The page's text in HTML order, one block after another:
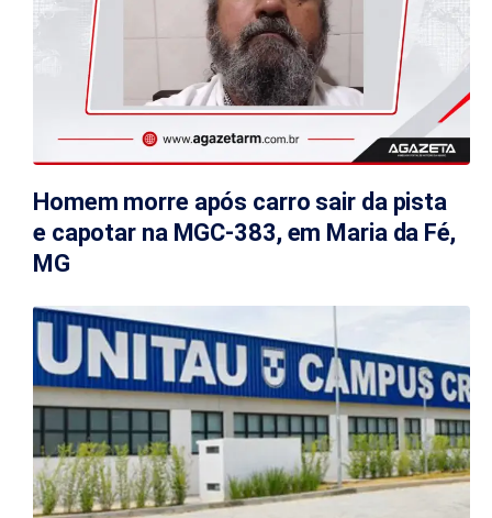
Homem morre após carro sair da pista
e capotar na MGC-383, em Maria da Fé,
MG